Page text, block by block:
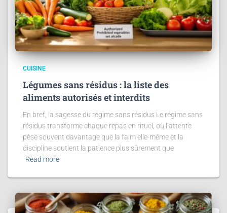
CUISINE
Légumes sans résidus : la liste des
aliments autorisés et interdits
En bref, la sagesse du régime sans résidus Le régime sans
résidus transforme chaque repas en rituel, où l’attente
pèse souvent davantage que la faim elle-même et la
discipline soutient la patience plus sûrement que
Read more